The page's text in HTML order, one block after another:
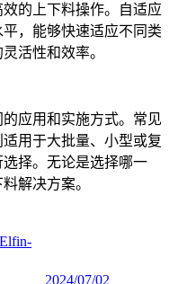
的上下料操作。自适应
，能够快速适应不同类
活性和效率。
应用和实施方式。常见
用于大批量、小型或复
择。无论是选择哪一
解决方案。‍
2024/07/02